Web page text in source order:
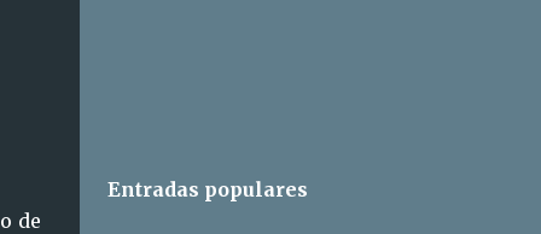
de
Entradas populares